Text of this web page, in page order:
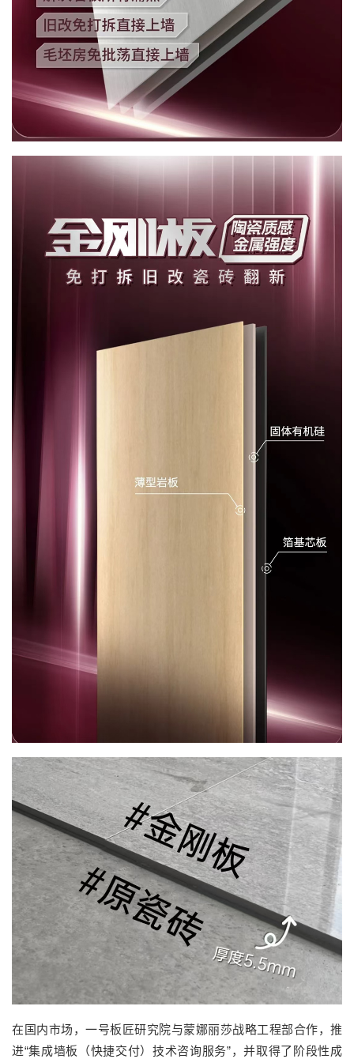
在国内市场，一号板匠研究院与蒙娜丽莎战略工程部合作，推
进“集成墙板（快捷交付）技术咨询服务”，并取得了阶段性成